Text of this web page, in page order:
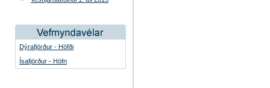
Dýrafjörður - Höfði
Ísafjörður - Höfn